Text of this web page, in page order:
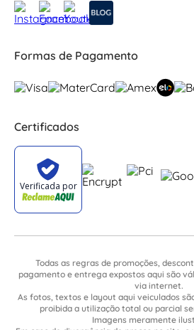
Formas de Pagamento
Certificados
Todas as regras de promoções,
pagamento e entrega expostos aqui são
via internet.
As fotos, textos e layout aqui veiculados
proibida a utilização total ou parcial
Imagens meramente